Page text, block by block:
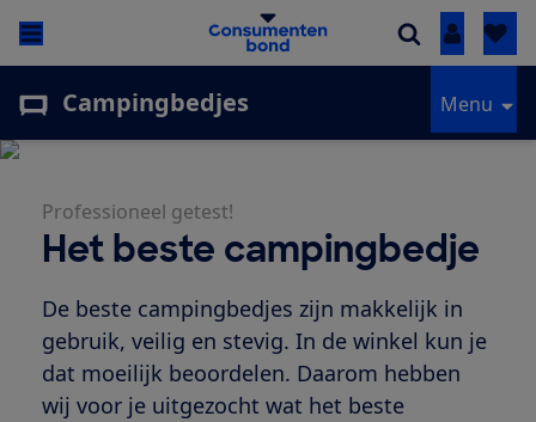
Inloggen
Campingbedjes Menu
Professioneel getest!
Het beste campingbedje
De beste campingbedjes zijn makkelijk in
gebruik, veilig en stevig. In de winkel kun je
dat moeilijk beoordelen. Daarom hebben
wij voor je uitgezocht wat het beste